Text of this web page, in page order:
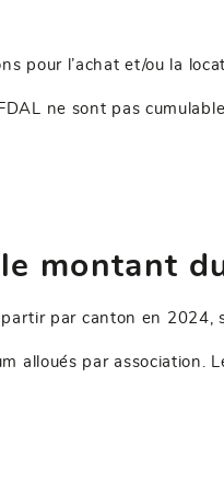
pour l’achat et/ou la
ne sont pas
montant
par canton en 2024,
alloués par association.